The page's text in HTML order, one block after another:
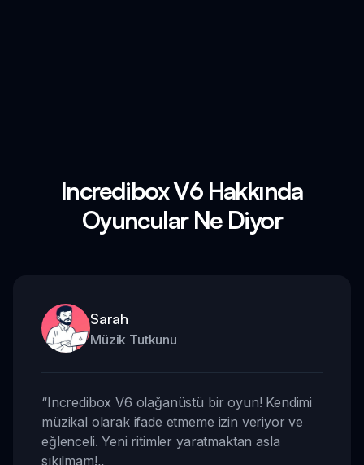
Incredibox V6 Hakkında
Oyuncular Ne Diyor
Sarah
Müzik Tutkunu
“Incredibox V6 olağanüstü bir oyun! Kendimi
müzikal olarak ifade etmeme izin veriyor ve
eğlenceli. Yeni ritimler yaratmaktan asla
sıkılmam!,,